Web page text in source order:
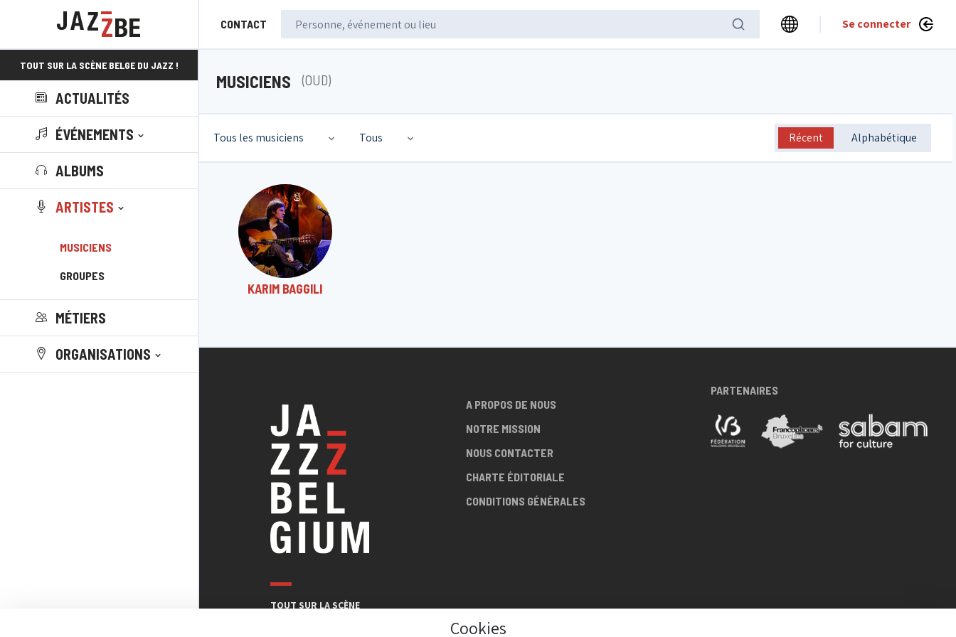
CONTACT Se connecter
TOUT SUR LA SCÈNE BELGE DU JAZZ !
ACTUALITÉS
ÉVÉNEMENTS
ALBUMS
ARTISTES
MUSICIENS
GROUPES
MÉTIERS
ORGANISATIONS
MUSICIENS (OUD)
Tous les musiciens Tous Récent Alphabétique
KARIM BAGGILI
TOUT SUR LA SCÈNE
A PROPOS DE NOUS
NOTRE MISSION
NOUS CONTACTER
CHARTE ÉDITORIALE
CONDITIONS GÉNÉRALES
PARTENAIRES
Cookies